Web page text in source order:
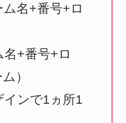
名+番号+ロ
+番号+ロ
）
ンで1ヵ所1